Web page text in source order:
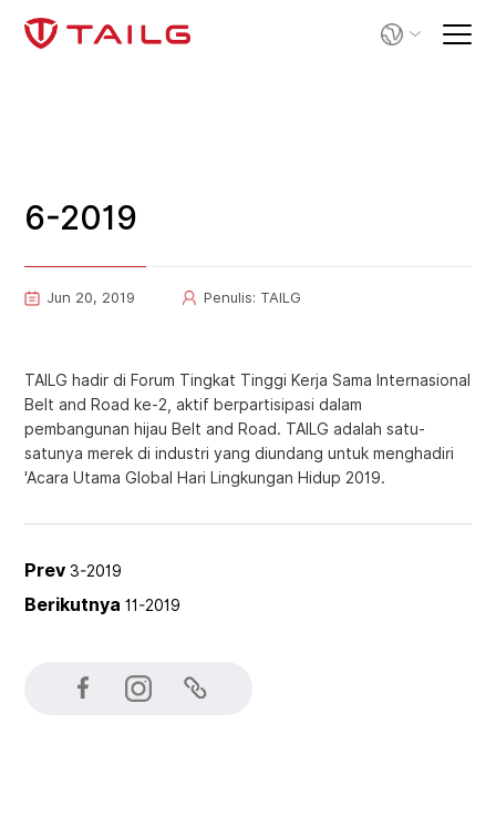
6-2019
Jun 20, 2019 Penulis: TAILG
TAILG hadir di Forum Tingkat Tinggi Kerja Sama Internasional
Belt and Road ke-2, aktif berpartisipasi dalam
pembangunan hijau Belt and Road. TAILG adalah satu-
satunya merek di industri yang diundang untuk menghadiri
'Acara Utama Global Hari Lingkungan Hidup 2019.
Prev 3-2019
Berikutnya11-2019